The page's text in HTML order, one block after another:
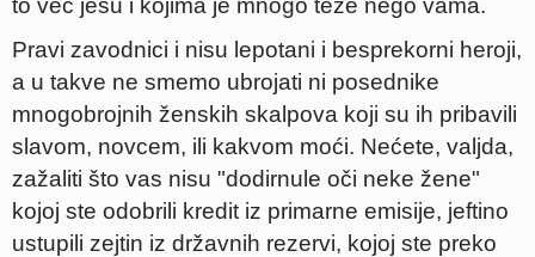
to već jesu i kojima je mnogo teže nego vama.
Pravi zavodnici i nisu lepotani i besprekorni heroji,
a u takve ne smemo ubrojati ni posednike
mnogobrojnih ženskih skalpova koji su ih pribavili
slavom, novcem, ili kakvom moći. Nećete, valjda,
zažaliti što vas nisu "dodirnule oči neke žene"
kojoj ste odobrili kredit iz primarne emisije, jeftino
ustupili zejtin iz državnih rezervi, kojoj ste preko